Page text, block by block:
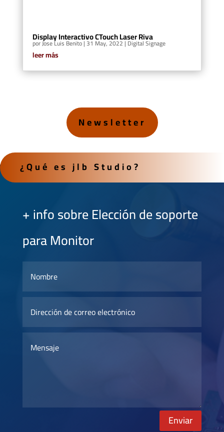
Display Interactivo CTouch Laser Riva
porJose Luis Benito|31 May, 2022|Digital Signage
leer más
Newsletter
¿Qué es jlb Studio?
+ info sobre Elección de soporte
para Monitor
Enviar